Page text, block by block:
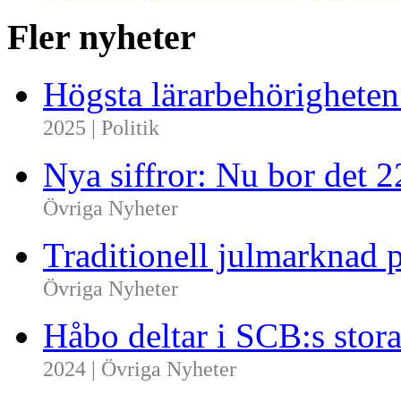
Fler nyheter
Högsta
2025 | Politik
Nya siffror: Nu bor det
Övriga Nyheter
Traditionell julmarknad
Övriga Nyheter
Håbo deltar i SCB:s
2024 | Övriga Nyheter